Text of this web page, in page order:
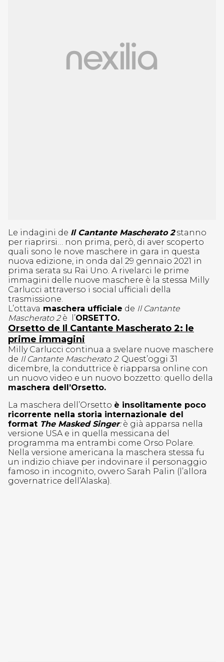
Le indagini de Il Cantante Mascherato 2stanno
per riaprirsi… non prima, però, di aver scoperto
quali sono le nove maschere in gara in questa
nuova edizione, in onda dal 29 gennaio 2021 in
prima serata su Rai Uno. A rivelarci le prime
immagini delle nuove maschere è la stessa Milly
Carlucci attraverso i social ufficiali della
trasmissione.
L’ottava maschera ufficiale de Il Cantante
Mascherato 2 è l’ORSETTO.
Orsetto de Il Cantante Mascherato 2: le
prime immagini
Milly Carlucci continua a svelare nuove maschere
de Il Cantante Mascherato 2. Quest’oggi 31
dicembre, la conduttrice è riapparsa online con
un nuovo video e un nuovo bozzetto: quello della
maschera dell’Orsetto.
La maschera dell’Orsetto è insolitamente poco
ricorrente nella storia internazionale del
format The Masked Singer:è già apparsa nella
versione USA e in quella messicana del
programma ma entrambi come Orso Polare.
Nella versione americana la maschera stessa fu
un indizio chiave per indovinare il personaggio
famoso in incognito, ovvero Sarah Palin (l’allora
governatrice dell’Alaska).